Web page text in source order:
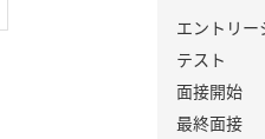
エントリー
テスト
面接開始
最終面接